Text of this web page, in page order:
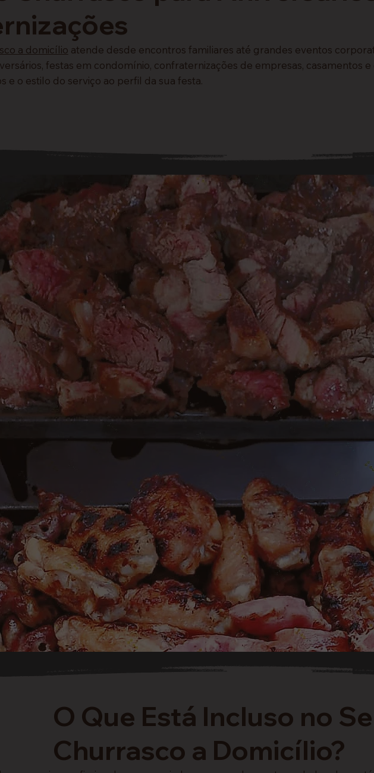
a domicílio atende desde encontros familiares até grandes eventos
festas em condomínio, confraternizações de empresas, casamentos
e o estilo do serviço ao perfil da sua festa.
O Que Está Incluso no
Churrasco a Domicílio?